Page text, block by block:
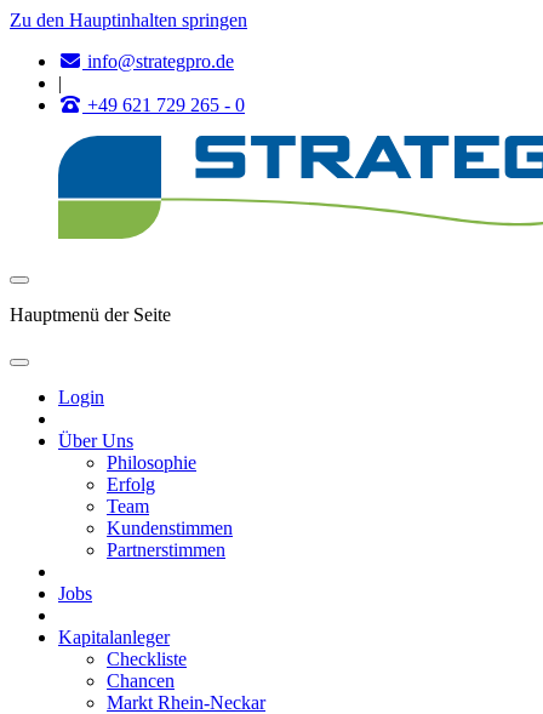
Zu den Hauptinhalten springen
info@strategpro.de
|
+49 621 729 265 - 0
Hauptmenü der Seite
Login
Über Uns
Philosophie
Erfolg
Team
Kundenstimmen
Partnerstimmen
Jobs
Kapitalanleger
Checkliste
Chancen
Markt Rhein-Neckar